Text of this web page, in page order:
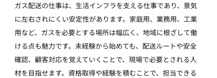
ガス配送の仕事は、生活インフラを支える仕事であり、景気
に左右されにくい安定性があります。家庭用、業務用、工業
用など、ガスを必要とする場所は幅広く、地域に根ざして働
ける点も魅力です。未経験から始めても、配送ルートや安全
確認、顧客対応を覚えていくことで、現場で必要とされる人
材を目指せます。資格取得や経験を積むことで、担当できる